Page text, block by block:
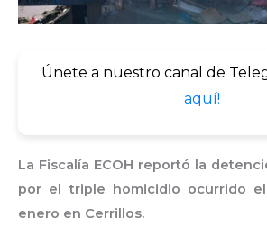
Únete a nuestro canal de
aquí!
La Fiscalía ECOH reportó la
por el triple homicidio ocurrido
enero en Cerrillos.